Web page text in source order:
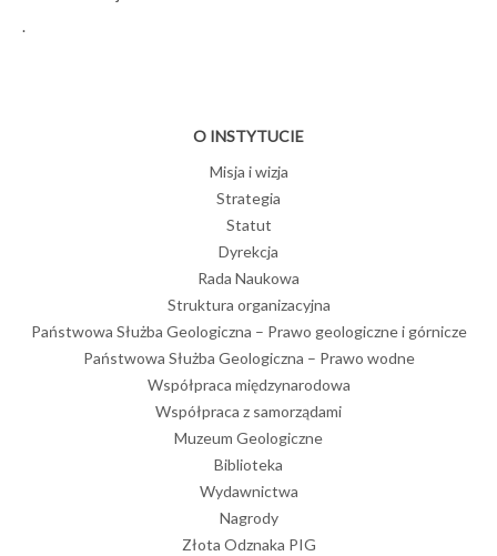
.
O INSTYTUCIE
Misja i wizja
Strategia
Statut
Dyrekcja
Rada Naukowa
Struktura organizacyjna
Państwowa Służba Geologiczna – Prawo geologiczne i górnicze
Państwowa Służba Geologiczna – Prawo wodne
Współpraca międzynarodowa
Współpraca z samorządami
Muzeum Geologiczne
Biblioteka
Wydawnictwa
Nagrody
Złota Odznaka PIG